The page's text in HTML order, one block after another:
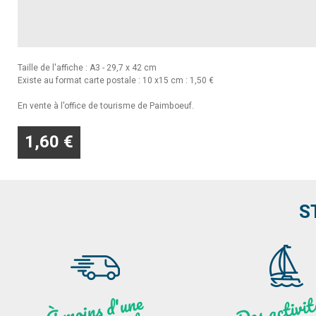
Taille de l'affiche : A3 - 29,7 x 42 cm
Existe au format carte postale : 10 x15 cm : 1,50 €
En vente à l'office de tourisme de Paimboeuf.
1,60 €